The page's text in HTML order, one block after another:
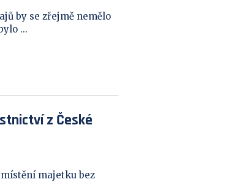
by se zřejmě nemělo
...
z České
majetku bez